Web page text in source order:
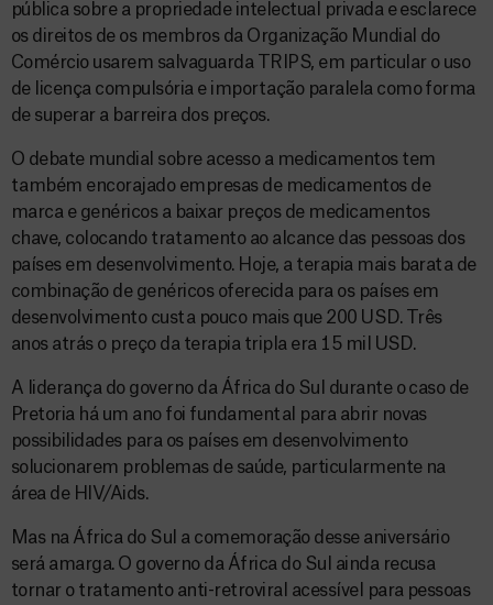
pública sobre a propriedade intelectual privada e esclarece
os direitos de os membros da Organização Mundial do
Comércio usarem salvaguarda TRIPS, em particular o uso
de licença compulsória e importação paralela como forma
de superar a barreira dos preços.
O debate mundial sobre acesso a medicamentos tem
também encorajado empresas de medicamentos de
marca e genéricos a baixar preços de medicamentos
chave, colocando tratamento ao alcance das pessoas dos
países em desenvolvimento. Hoje, a terapia mais barata de
combinação de genéricos oferecida para os países em
desenvolvimento custa pouco mais que 200 USD. Três
anos atrás o preço da terapia tripla era 15 mil USD.
A liderança do governo da África do Sul durante o caso de
Pretoria há um ano foi fundamental para abrir novas
possibilidades para os países em desenvolvimento
solucionarem problemas de saúde, particularmente na
área de HIV/Aids.
Mas na África do Sul a comemoração desse aniversário
será amarga. O governo da África do Sul ainda recusa
tornar o tratamento anti-retroviral acessível para pessoas